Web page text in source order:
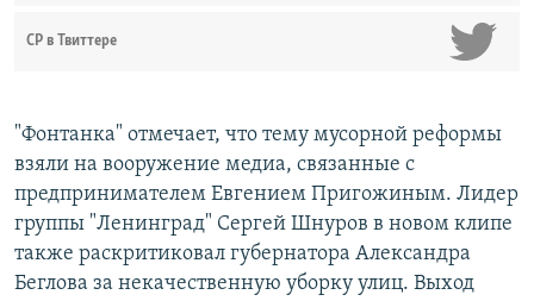
СР в Твиттере
"Фонтанка" отмечает, что тему мусорной реформы
взяли на вооружение медиа, связанные с
предпринимателем Евгением Пригожиным. Лидер
группы "Ленинград" Сергей Шнуров в новом клипе
также раскритиковал губернатора Александра
Беглова за некачественную уборку улиц. Выход